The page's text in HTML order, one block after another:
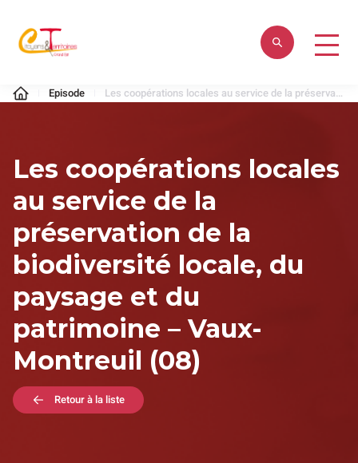
contenu
Citoyens
&
Episode Les coopérations locales au service de la préservation de la biodiversité locale, du paysage et du patrimoine – Vaux-Montreuil (08)
Les coopérations locales
au service de la
préservation de la
biodiversité locale, du
paysage et du
patrimoine – Vaux-
Montreuil (08)
Retour à la liste